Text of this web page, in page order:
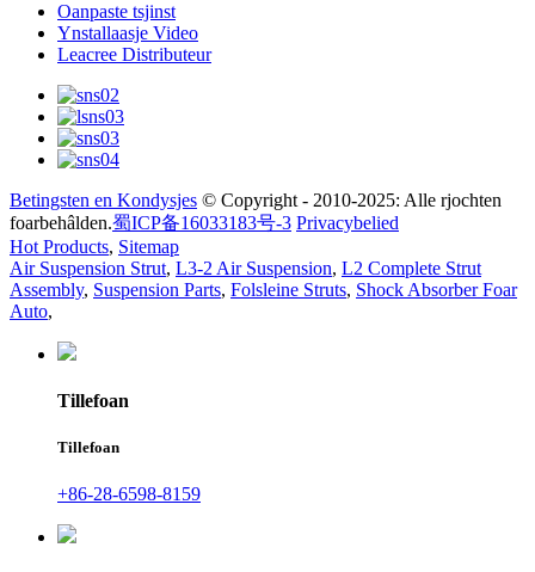
Oanpaste tsjinst
Ynstallaasje Video
Leacree Distributeur
Betingsten en Kondysjes © Copyright - 2010-2025: Alle rjochten
foarbehâlden.蜀ICP备16033183号-3 Privacybelied
Hot Products, Sitemap
Air Suspension Strut, L3-2 Air Suspension, L2 Complete Strut
Assembly, Suspension Parts, Folsleine Struts, Shock Absorber Foar
Auto,
Tillefoan
Tillefoan
+86-28-6598-8159